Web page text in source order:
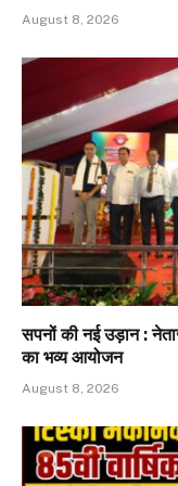
August 8, 2026
सपनों की नई उड़ान :
का भव्य आयोजन
August 8, 2026